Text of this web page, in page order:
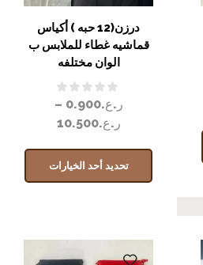
درزن(12 حبه ) أكياس
قماشيه غطاء للملابس ب
الوان مختلفه
ر.ع.0.900
–
ر.ع.10.500
تحديد أحد الخيارات